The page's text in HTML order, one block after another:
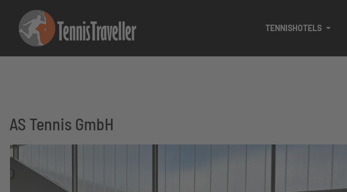
TENNISHOTELS
AS Tennis GmbH